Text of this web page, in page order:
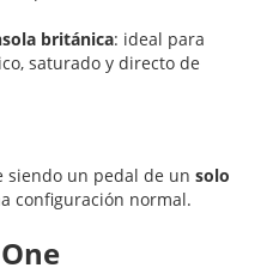
británica: ideal para
saturado y directo de
siendo un pedal de un solo
configuración normal.